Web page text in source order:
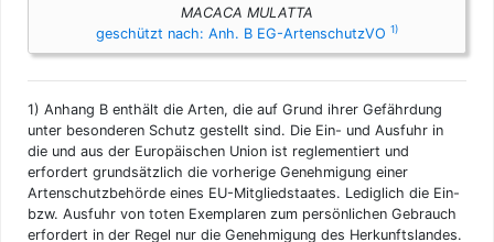
MACACA MULATTA
geschützt nach: Anh. B EG-ArtenschutzVO 1)
1) Anhang B enthält die Arten, die auf Grund ihrer Gefährdung
unter besonderen Schutz gestellt sind. Die Ein- und Ausfuhr in
die und aus der Europäischen Union ist reglementiert und
erfordert grundsätzlich die vorherige Genehmigung einer
Artenschutzbehörde eines EU-Mitgliedstaates. Lediglich die Ein-
bzw. Ausfuhr von toten Exemplaren zum persönlichen Gebrauch
erfordert in der Regel nur die Genehmigung des Herkunftslandes.